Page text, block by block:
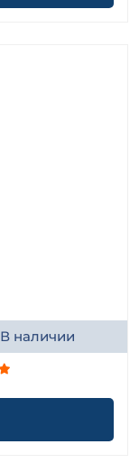
В наличии